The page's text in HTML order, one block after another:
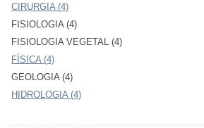
CIRURGIA (4)
FISIOLOGIA (4)
FISIOLOGIA VEGETAL (4)
FÍSICA (4)
GEOLOGIA (4)
HIDROLOGIA (4)